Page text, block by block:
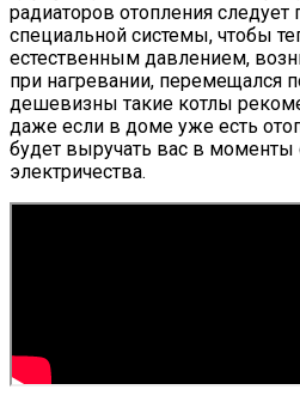
радиаторов отопления
специальной системы, чтобы
естественным давлением,
при нагревании, перемещался
дешевизны такие котлы
даже если в доме уже есть
будет выручать вас в моменты
электричества.